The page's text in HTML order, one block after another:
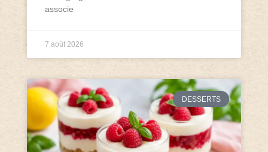
associe
7 août 2026
DESSERTS